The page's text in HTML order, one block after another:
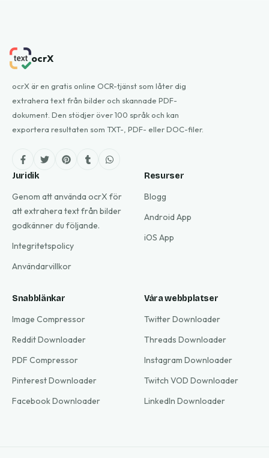
ocrX
ocrX är en gratis online OCR-tjänst som låter dig
extrahera text från bilder och skannade PDF-
dokument. Den stödjer över 100 språk och kan
exportera resultaten som TXT-, PDF- eller DOC-filer.
Juridik
Genom att använda ocrX för
att extrahera text från bilder
godkänner du följande.
Integritetspolicy
Användarvillkor
Resurser
Blogg
Android App
iOS App
Snabblänkar
Image Compressor
Reddit Downloader
PDF Compressor
Pinterest Downloader
Facebook Downloader
Våra webbplatser
Twitter Downloader
Threads Downloader
Instagram Downloader
Twitch VOD Downloader
LinkedIn Downloader